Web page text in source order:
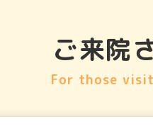
ご来院
For those